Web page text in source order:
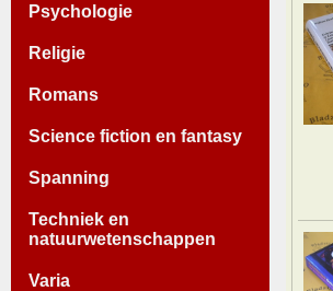
Psychologie
Religie
Romans
Science fiction en fantasy
Spanning
Techniek en
natuurwetenschappen
Varia